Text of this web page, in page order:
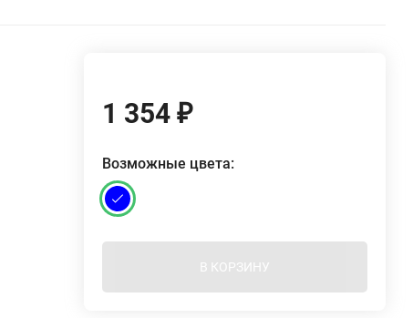
1 354₽
Возможные цвета:
В КОРЗИНУ